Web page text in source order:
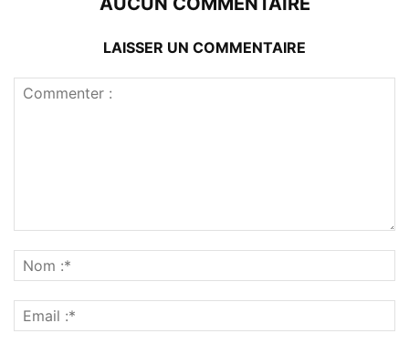
LAISSER UN COMMENTAIRE